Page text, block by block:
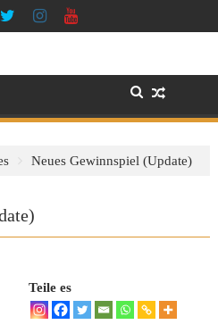
Neues Gewinnspiel (Update)
Teile es